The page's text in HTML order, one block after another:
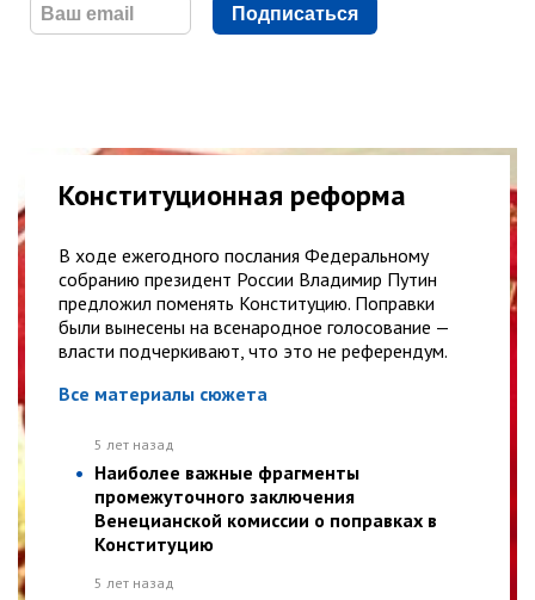
Подписаться
Конституционная реформа
В ходе ежегодного послания Федеральному
собранию президент России Владимир Путин
предложил поменять Конституцию. Поправки
были вынесены на всенародное голосование —
власти подчеркивают, что это не референдум.
Все материалы сюжета
5 лет назад
Наиболее важные фрагменты
промежуточного заключения
Венецианской комиссии о поправках в
Конституцию
5 лет назад